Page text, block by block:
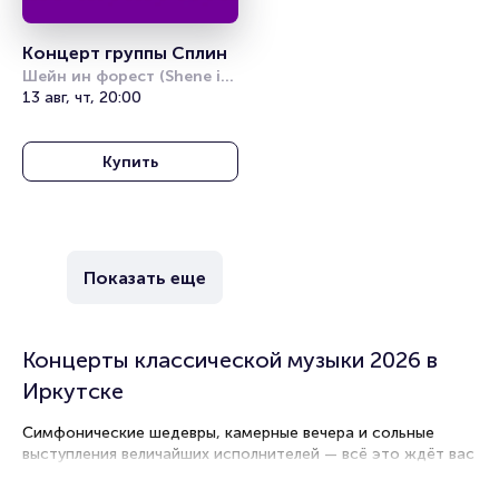
Концерт группы Сплин
Шейн ин форест (Shene in
forest)
13 авг, чт, 20:00
Купить
Показать еще
Концерты классической музыки 2026 в
Иркутске
Симфонические шедевры, камерные вечера и сольные
выступления величайших исполнителей — всё это ждёт вас